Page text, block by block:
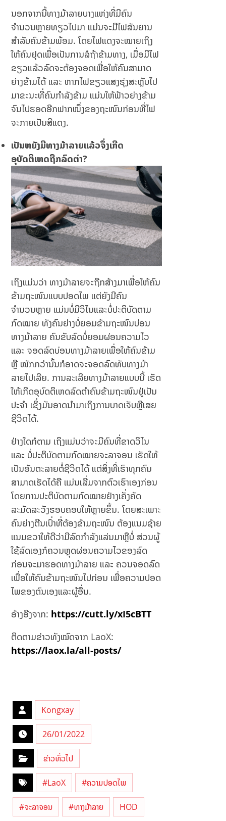
ນອກຈາກນີ້ທາງມ້າລາຍບາງແຫ່ງທີ່ມີຄົນ
ຈຳນວນຫຼາຍທຽວໄປມາ ແມ່ນຈະມີໄຟສັນຍານ
ສຳລັບຄົນຂ້າມພ້ອມ. ໂດຍໄຟແດງຈະໝາຍເຖິງ
ໃຫ້ຄົນຢຸດເພື່ອເປັນການລໍຖ້າຂ້າມທາງ, ເມື່ອມີໄຟ
ຂຽວແລ້ວລົດຈະຕ້ອງຈອດເພື່ອໃຫ້ຄົນສາມາດ
ຍ່າງຂ້າມໄດ້ ແລະ ຫາກໄຟຂຽວແສງຮຸ່ງສະຫຼັບໄປ
ມາຂະນະທີ່ຄົນກຳລັງຂ້າມ ແມ່ນໃຫ້ຟ້າວຍ່າງຂ້າມ
ຈົນໄປຮອດອີກຟາກໜຶ່ງຂອງຖະໜົນກ່ອນທີ່ໄຟ
ຈະກາຍເປັນສີແດງ.
ເປັນຫຍັງມີທາງມ້າລາຍແລ້ວຈຶ່ງເກີດ
ອຸບັດຕິເຫດຖືກລົດຕຳ?
ເຖິງແມ່ນວ່າ ທາງມ້າລາຍຈະຖືກສ້າງມາເພື່ອໃຫ້ຄົນ
ຂ້າມຖະໜົນແບບປອດໄພ ແຕ່ຍັງມີຄົນ
ຈຳນວນຫຼາຍ ແມ່ນບໍ່ມີວິໄນແລະບໍ່ປະຕິບັດຕາມ
ກົດໝາຍ ທັງຄົນຍ່າງບໍ່ຍອມຂ້າມຖະໜົນບ່ອນ
ທາງມ້າລາຍ ຄົນຂັບລົດບໍ່ຍອມຜ່ອນຄວາມໄວ
ແລະ ຈອດລົດບ່ອນທາງມ້າລາຍເພື່ອໃຫ້ຄົນຂ້າມ
ຫຼື ໜັກກວ່ານັ້ນກໍອາດຈະຈອດລົດທັບທາງມ້າ
ລາຍໄປເລີຍ. ການລະເລີຍທາງມ້າລາຍແບບນີ້ ເຮັດ
ໃຫ້ເກີດອຸບົດຕິເຫດລົດຕຳຄົນຂ້າມຖະໜົນຢູ່ເປັນ
ປະຈຳ ເຊິ່ງມັນອາດນຳມາເຖິງການບາດເຈັບຫຼືເສຍ
ຊີວິດໄດ້.
ຢ່າງໃດກໍຕາມ ເຖິງແມ່ນວ່າຈະມີຄົນທີ່ຂາດວິໄນ
ແລະ ບໍ່ປະຕິບັດຕາມກົດໝາຍຈະລາຈອນ ເຮັດໃຫ້
ເປັນອັນຕະລາຍຕໍ່ຊີວິດໄດ້ ແຕ່ສິ່ງທີ່ເຮົາທຸກຄົນ
ສາມາດເຮັດໄດ້ຄື ແມ່ນເລີ່ມຈາກຕົວເຮົາເອງກ່ອນ
ໂດຍການປະຕິບັດຕາມກົດໝາຍຢ່າງເຄັ່ງຄັດ
ລະມັດລະວັງຮອບຄອບໃຫ້ຫຼາຍຂຶ້ນ. ໂດຍສະເພາະ
ຄົນຍ່າງຕີນເປົ່າທີ່ຕ້ອງຂ້າມຖະໜົນ ຕ້ອງແນມຊ້າຍ
ແນມຂວາໃຫ້ດີວ່າມີລົດກຳລັງແລ່ນມາຫຼືບໍ່ ສ່ວນຜູ້
ໃຊ້ລົດເອງກໍຄວນຫຼຸດຜ່ອນຄວາມໄວຂອງລົດ
ກ່ອນຈະມາຮອດທາງມ້າລາຍ ແລະ ຄວນຈອດລົດ
ເພື່ອໃຫ້ຄົນຂ້າມຖະໜົນໄປກ່ອນ ເພື່ອຄວາມປອດ
ໄພຂອງຕົນເອງແລະຜູ້ອື່ນ.
ອ້າງອີງຈາກ: https://cutt.ly/xI5cBTT
ຕິດຕາມຂ່າວທັງໝົດຈາກ LaoX:
https://laox.la/all-posts/
Kongxay
26/01/2022
ຂ່າວທົ່ວໄປ
#LaoX #ຄວາມປອດໄພ
#ຈະລາຈອນ #ທາງມ້າລາຍ HOD